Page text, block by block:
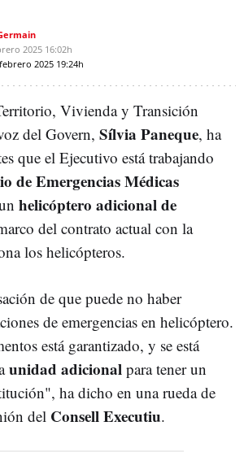
2025 16:02h
2025 19:24h
Vivienda y Transición
del Govern, Sílvia Paneque, ha
que el Ejecutivo está trabajando
de Emergencias Médicas
helicóptero adicional de
del contrato actual con la
los helicópteros.
de que puede no haber
de emergencias en helicóptero.
está garantizado, y se está
unidad adicional para tener un
ha dicho en una rueda de
del Consell Executiu.